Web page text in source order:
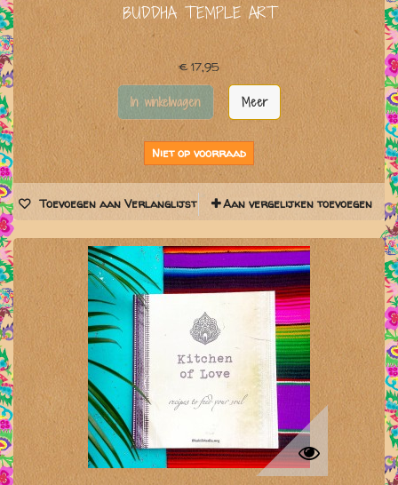
BUDDHA TEMPLE ART
€ 17,95
In winkelwagen Meer
Niet op voorraad
Toevoegen aan Verlanglijst Aan vergelijken toevoegen